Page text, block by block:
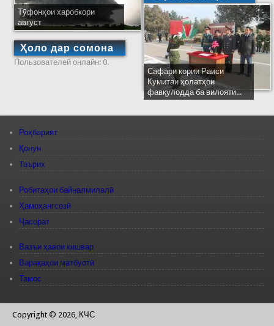
Тӯфонҳои харобкори
август
Ҳоло дар сомона
Пользователей онлайн: 0.
Сафари кории Раиси
Кумитаи ҳолатҳои
фавқулодда ба вилояти...
Роҳбарият
Қонун
Таърих
Робитаҳои байналмилалӣ
Ҳамоҳангсозӣ
Ҷасорат
Вазъи ҳавои кишвар
Варақаҳои матбуотӣ
Тамос
Copyright © 2026, КЧС